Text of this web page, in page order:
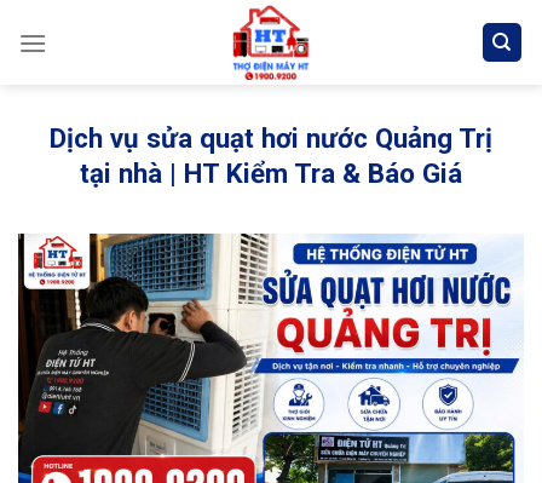
Dịch vụ sửa quạt hơi nước Quảng Trị
tại nhà | HT Kiểm Tra & Báo Giá